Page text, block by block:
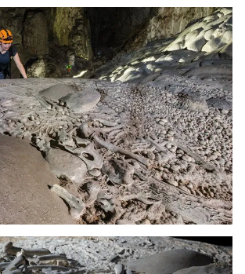
mọi hình thức nếu không có sự chấp
Ghi rõ nguồn VTV.vn khi phát hành lại
này.